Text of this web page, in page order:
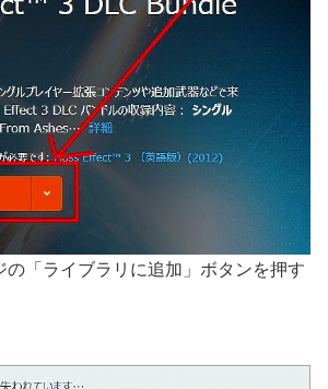
の「ライブラリに追加」ボタンを押す